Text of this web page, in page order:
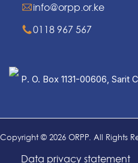
info@orpp.or.ke
0118 967 567
P. O. Box 1131-00606, Sarit
Copyright © 2026 ORPP. All Rights
Data privacy statement